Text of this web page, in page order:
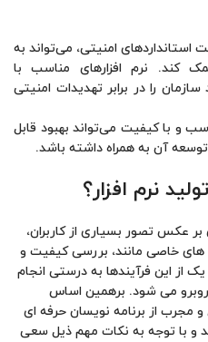
استانداردهای امنیتی، می‌تواند به
کند. نرم افزارهای مناسب با
را در برابر تهدیدات امنیتی
و با کیفیت می‌تواند بهبود قابل
آن به همراه داشته باشد.
نرم افزار؟
بر عکس تصور بسیاری از کاربران،
های خاصی مانند، بررسی کیفیت و
از این فرآیندها به درستی انجام
می شود. برهمین اساس
و مجرب از برنامه نویسان حرفه ای
و با توجه به نکات مهم ذیل سعی